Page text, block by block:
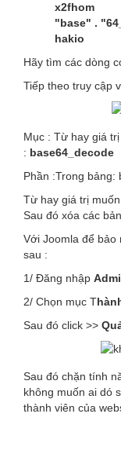
x2fhom
"base" .
hakio
Hãy tìm các dòng
Tiếp theo truy cập
Mục : Từ hay giá
: base64_decode
Phần :Trong bảng:
Từ hay giá trị
Sau đó xóa các
Với Joomla để
sau :
1/ Đăng nhập
2/ Chọn mục T
Sau đó click >>
Sau đó chặn tính
không muốn ai dó
thành viên của